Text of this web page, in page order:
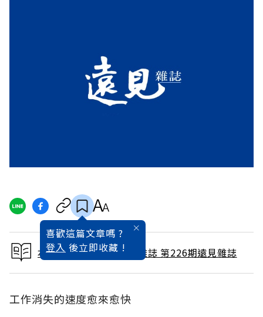
喜歡這篇文章嗎 ?
登入 後立即收藏 !
本文出自 2005 / 4月號雜誌 第226期遠見雜誌
工作消失的速度愈來愈快